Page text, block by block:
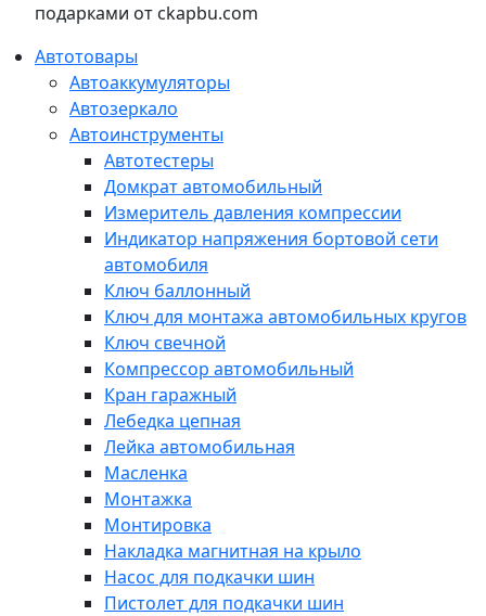
подарками от ckapbu.com
Автотовары
Автоаккумуляторы
Автозеркало
Автоинструменты
Автотестеры
Домкрат автомобильный
Измеритель давления компрессии
Индикатор напряжения бортовой сети
автомобиля
Ключ баллонный
Ключ для монтажа автомобильных кругов
Ключ свечной
Компрессор автомобильный
Кран гаражный
Лебедка цепная
Лейка автомобильная
Масленка
Монтажка
Монтировка
Накладка магнитная на крыло
Насос для подкачки шин
Пистолет для подкачки шин